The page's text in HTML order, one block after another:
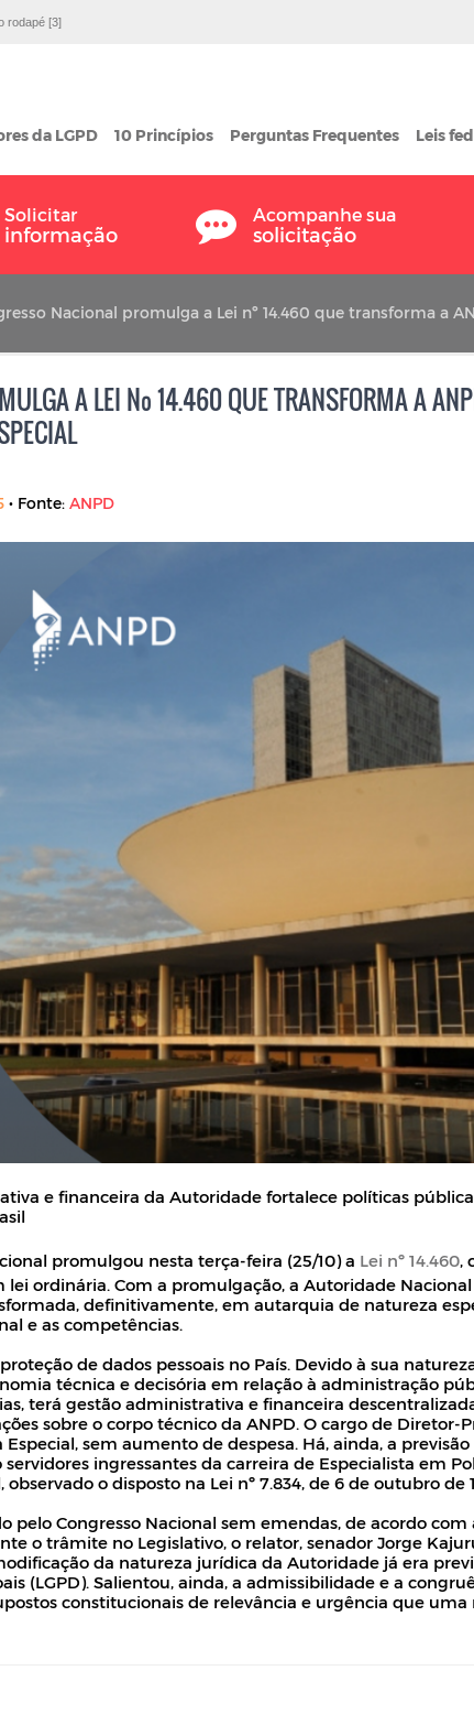
rodapé [3]
da LGPD 10 Princípios Perguntas Frequentes Leis
Solicitar
informação
Acompanhe sua
solicitação
Nacional promulga a Lei nº 14.460 que transforma a
A LEI Nº 14.460 QUE TRANSFORMA A
• Fonte: ANPD
e financeira da Autoridade fortalece políticas
promulgou nesta terça-feira (25/10) a Lei nº 14.460,
lei ordinária. Com a promulgação, a Autoridade
definitivamente, em autarquia de natureza
e as competências.
de dados pessoais no País. Devido à sua
técnica e decisória em relação à administração
terá gestão administrativa e financeira
sobre o corpo técnico da ANPD. O cargo de Diretor-
sem aumento de despesa. Há, ainda, a previsão
ingressantes da carreira de Especialista em
o disposto na Lei nº 7.834, de 6 de outubro de
pelo Congresso Nacional sem emendas, de acordo com
o trâmite no Legislativo, o relator, senador Jorge
da natureza jurídica da Autoridade já era
(LGPD). Salientou, ainda, a admissibilidade e a
constitucionais de relevância e urgência que uma